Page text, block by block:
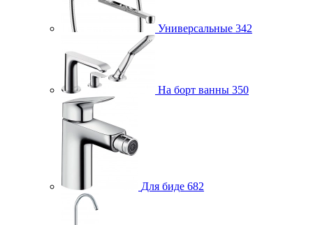
Универсальные 342
На борт ванны 350
Для биде 682